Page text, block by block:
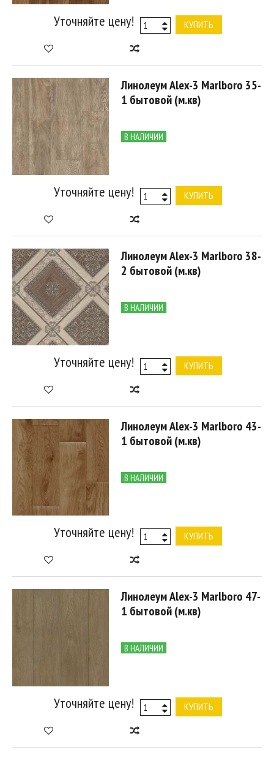
Уточняйте цену! КУПИТЬ
Линолеум Alex-3 Marlboro 35-
1 бытовой (м.кв)
В НАЛИЧИИ
Уточняйте цену! КУПИТЬ
Линолеум Alex-3 Marlboro 38-
2 бытовой (м.кв)
В НАЛИЧИИ
Уточняйте цену! КУПИТЬ
Линолеум Alex-3 Marlboro 43-
1 бытовой (м.кв)
В НАЛИЧИИ
Уточняйте цену! КУПИТЬ
Линолеум Alex-3 Marlboro 47-
1 бытовой (м.кв)
В НАЛИЧИИ
Уточняйте цену! КУПИТЬ